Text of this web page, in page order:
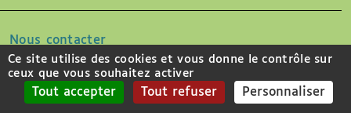
Nous contacter
Suivez-nous sur
Ce site utilise des cookies et vous donne le contrôle sur
ceux que vous souhaitez activer
Tout accepter Tout refuser Personnaliser